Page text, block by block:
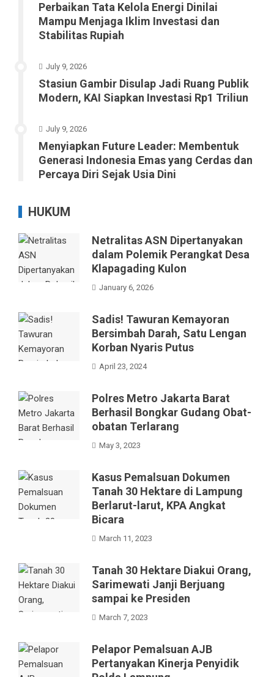
Perbaikan Tata Kelola Energi Dinilai
Mampu Menjaga Iklim Investasi dan
Stabilitas Rupiah
July 9, 2026
Stasiun Gambir Disulap Jadi Ruang Publik
Modern, KAI Siapkan Investasi Rp1 Triliun
July 9, 2026
Menyiapkan Future Leader: Membentuk
Generasi Indonesia Emas yang Cerdas dan
Percaya Diri Sejak Usia Dini
HUKUM
Netralitas ASN Dipertanyakan
dalam Polemik Perangkat Desa
Klapagading Kulon
January 6, 2026
Sadis! Tawuran Kemayoran
Bersimbah Darah, Satu Lengan
Korban Nyaris Putus
April 23, 2024
Polres Metro Jakarta Barat
Berhasil Bongkar Gudang Obat-
obatan Terlarang
May 3, 2023
Kasus Pemalsuan Dokumen
Tanah 30 Hektare di Lampung
Berlarut-larut, KPA Angkat
Bicara
March 11, 2023
Tanah 30 Hektare Diakui Orang,
Sarimewati Janji Berjuang
sampai ke Presiden
March 7, 2023
Pelapor Pemalsuan AJB
Pertanyakan Kinerja Penyidik